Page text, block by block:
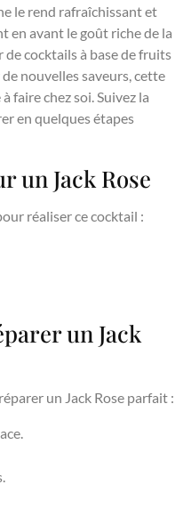
le rend rafraîchissant et
en avant le goût riche de la
de cocktails à base de fruits
nouvelles saveurs, cette
faire chez soi. Suivez la
en quelques étapes
un Jack Rose
réaliser ce cocktail :
un Jack
un Jack Rose parfait :